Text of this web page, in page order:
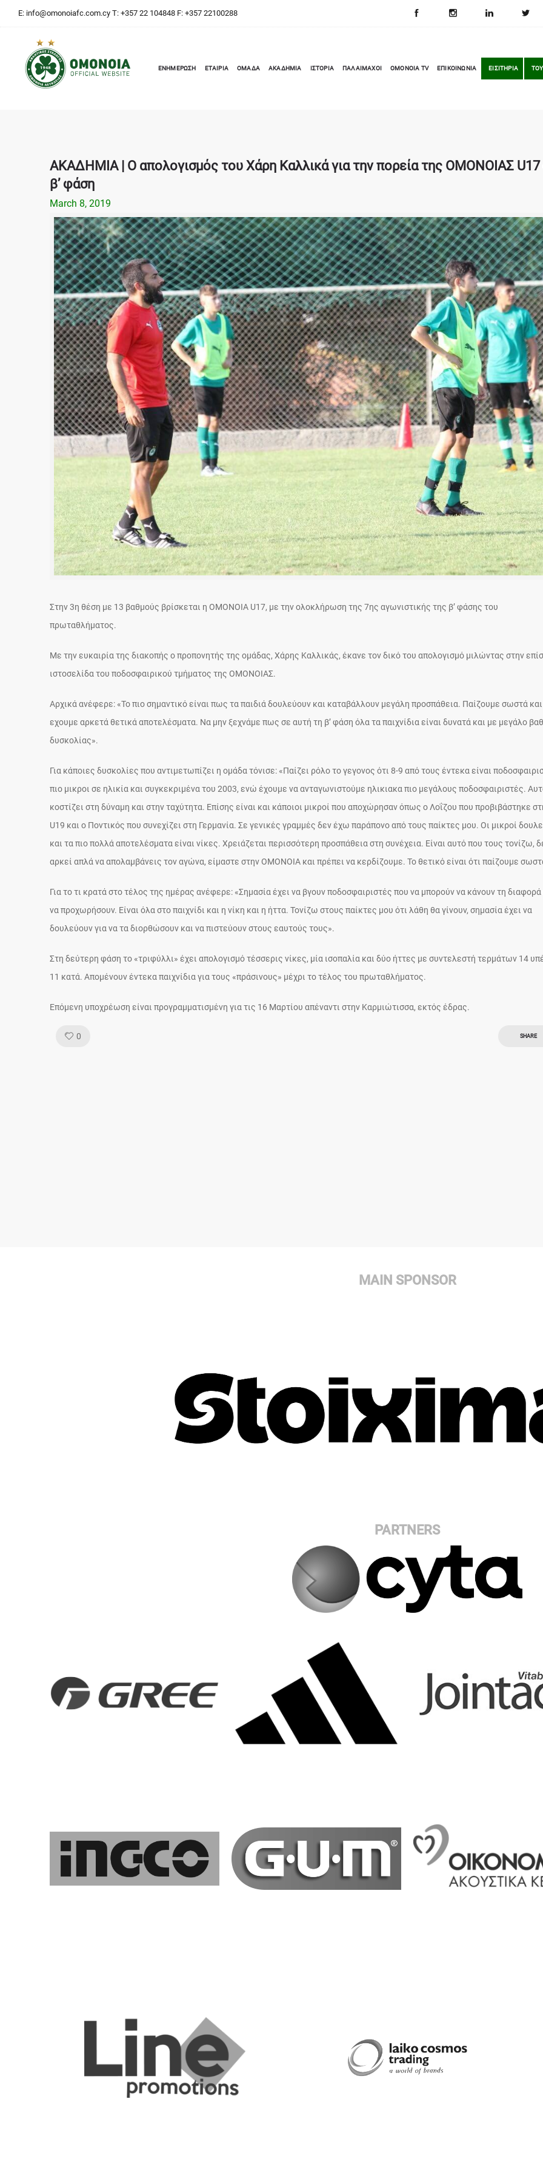
E: info@omonoiafc.com.cy T: +357 22 104848 F: +357 22100288
ΕΝΗΜΕΡΩΣΗ ΕΤΑΙΡΙΑ ΟΜΑΔΑ ΑΚΑΔΗΜΙΑ ΙΣΤΟΡΙΑ ΠΑΛΑΙΜΑΧΟΙ OMONOIA TV ΕΠΙΚΟΙΝΩΝΙΑ ΕΙΣΙΤΗΡΙΑ
ΑΚΑΔΗΜΙΑ | Ο απολογισμός του Χάρη Καλλικά για την πορεία της ΟΜΟΝΟΙΑΣ U17
β’ φάση
March 8, 2019
Στην 3η θέση με 13 βαθμούς βρίσκεται η ΟΜΟΝΟΙΑ U17, με την ολοκλήρωση της 7ης αγωνιστικής της β’ φάσης του
πρωταθλήματος.
Με την ευκαιρία της διακοπής ο προπονητής της ομάδας, Χάρης Καλλικάς, έκανε τον δικό του απολογισμό μιλώντας στην
ιστοσελίδα του ποδοσφαιρικού τμήματος της ΟΜΟΝΟΙΑΣ.
Αρχικά ανέφερε: «Το πιο σημαντικό είναι πως τα παιδιά δουλεύουν και καταβάλλουν μεγάλη προσπάθεια. Παίζουμε σωστά και
εχουμε αρκετά θετικά αποτελέσματα. Να μην ξεχνάμε πως σε αυτή τη β’ φάση όλα τα παιχνίδια είναι δυνατά και με μεγάλο
δυσκολίας».
Για κάποιες δυσκολίες που αντιμετωπίζει η ομάδα τόνισε: «Παίζει ρόλο το γεγονος ότι 8-9 από τους έντεκα είναι
πιο μικροι σε ηλικία και συγκεκριμένα του 2003, ενώ έχουμε να ανταγωνιστούμε ηλικιακα πιο μεγάλους ποδοσφαιριστές.
κοστίζει στη δύναμη και στην ταχύτητα. Επίσης είναι και κάποιοι μικροί που αποχώρησαν όπως ο Λοΐζου που προβιβάστηκε
U19 και ο Ποντικός που συνεχίζει στη Γερμανία. Σε γενικές γραμμές δεν έχω παράπονο από τους παίκτες μου. Οι μικροί
και τα πιο πολλά αποτελέσματα είναι νίκες. Χρειάζεται περισσότερη προσπάθεια στη συνέχεια. Είναι αυτό που τους τονίζω,
αρκεί απλά να απολαμβάνεις τον αγώνα, είμαστε στην ΟΜΟΝΟΙΑ και πρέπει να κερδίζουμε. Το θετικό είναι ότι παίζουμε
Για το τι κρατά στο τέλος της ημέρας ανέφερε: «Σημασία έχει να βγουν ποδοσφαιριστές που να μπορούν να κάνουν τη διαφορά
να προχωρήσουν. Είναι όλα στο παιχνίδι και η νίκη και η ήττα. Τονίζω στους παίκτες μου ότι λάθη θα γίνουν, σημασία έχει να
δουλεύουν για να τα διορθώσουν και να πιστεύουν στους εαυτούς τους».
Στη δεύτερη φάση το «τριφύλλι» έχει απολογισμό τέσσερις νίκες, μία ισοπαλία και δύο ήττες με συντελεστή τερμάτων 14
11 κατά. Απομένουν έντεκα παιχνίδια για τους «πράσινους» μέχρι το τέλος του πρωταθλήματος.
Επόμενη υποχρέωση είναι προγραμματισμένη για τις 16 Μαρτίου απέναντι στην Καρμιώτισσα, εκτός έδρας.
0 SHARE
MAIN SPONSOR
PARTNERS